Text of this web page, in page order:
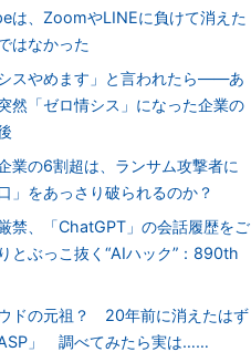
は、ZoomやLINEに負けて消えた
はなかった
シスやめます」と言われたら――あ
然「ゼロ情シス」になった企業の
業の6割超は、ランサム攻撃者に
口」をあっさり破られるのか？
禁、「ChatGPT」の会話履歴をご
とぶっこ抜く“AIハック”：890th
ドの元祖？ 20年前に消えたはず
」 調べてみたら実は……